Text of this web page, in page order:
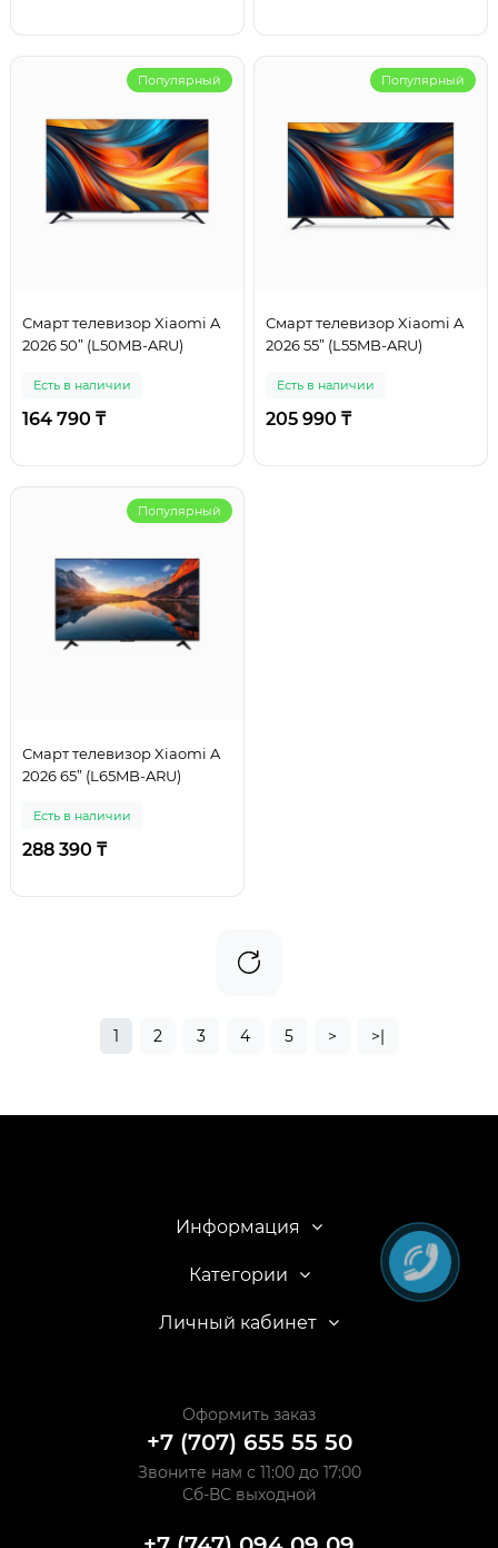
Популярный
Смарт телевизор Xiaomi A
2026 50” (L50MB-ARU)
Есть в наличии
164 790 ₸
Популярный
Смарт телевизор Xiaomi A
2026 55” (L55MB-ARU)
Есть в наличии
205 990 ₸
Популярный
Смарт телевизор Xiaomi A
2026 65” (L65MB-ARU)
Есть в наличии
288 390 ₸
1 2 3 4 5 > >|
Информация
Категории
Личный кабинет
Оформить заказ
+7 (707) 655 55 50
Звоните нам с 11:00 до 17:00
Сб-ВС выходной